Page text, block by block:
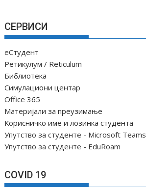
СЕРВИСИ
еСтудент
Ретикулум / Reticulum
Библиотека
Симулациони центар
Office 365
Материјали за преузимање
Корисничко име и лозинка студента
Упутство за студенте - Microsoft Teams
Упутство за студенте - EduRoam
COVID 19